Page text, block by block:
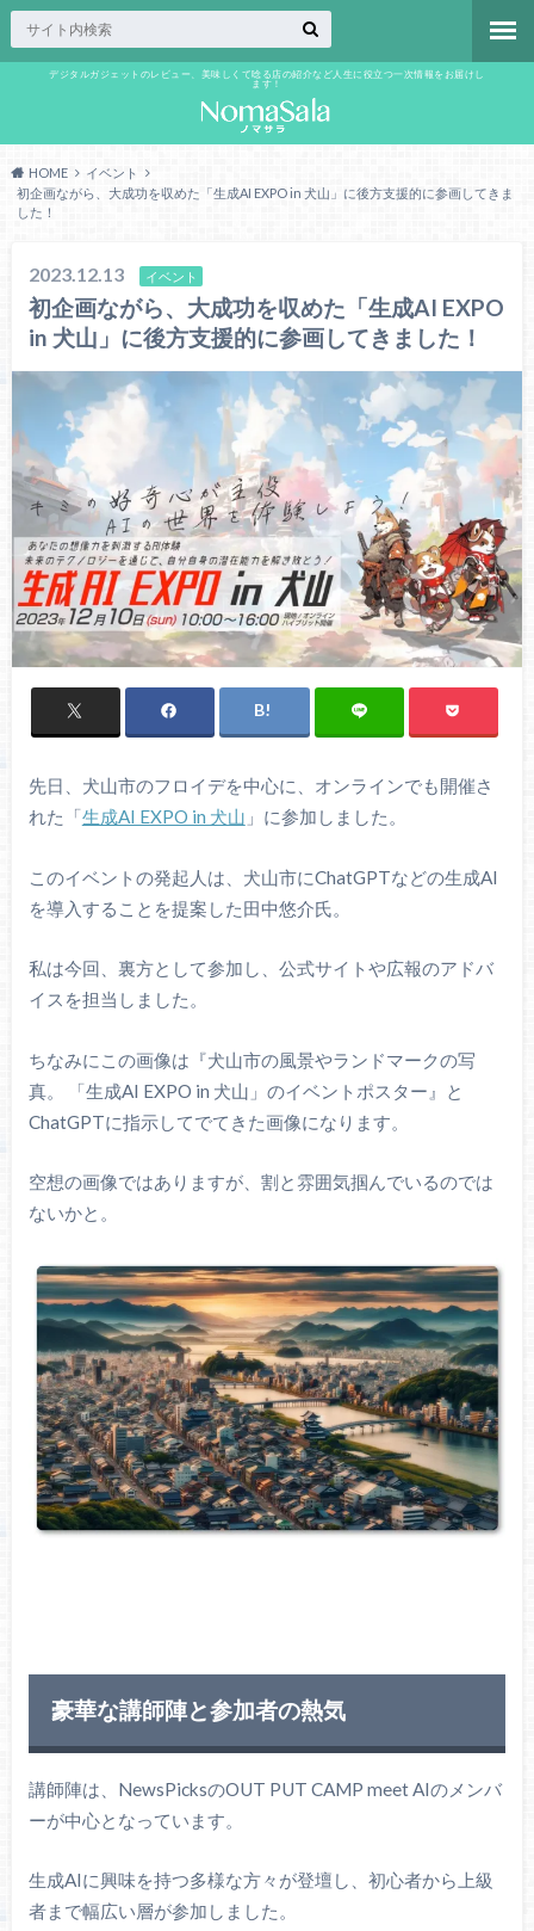
デジタルガジェットのレビュー、美味しくて唸る店の紹介など人生に役立つ一次情報をお届けし
ます！
HOME
イベント
初企画ながら、大成功を収めた「生成AI EXPO in 犬山」に後方支援的に参画してきま
した！
2023.12.13 イベント
初企画ながら、大成功を収めた「生成AI EXPO
in 犬山」に後方支援的に参画してきました！
先日、犬山市のフロイデを中心に、オンラインでも開催さ
れた「生成AI EXPO in 犬山 」に参加しました。
このイベントの発起人は、犬山市にChatGPTなどの生成AI
を導入することを提案した田中悠介氏。
私は今回、裏方として参加し、公式サイトや広報のアドバ
イスを担当しました。
ちなみにこの画像は『犬山市の風景やランドマークの写
真。 「生成AI EXPO in 犬山」のイベントポスター』と
ChatGPTに指示してでてきた画像になります。
空想の画像ではありますが、割と雰囲気掴んでいるのでは
ないかと。
豪華な講師陣と参加者の熱気
講師陣は、NewsPicksのOUT PUT CAMP meet AIのメンバ
ーが中心となっています。
生成AIに興味を持つ多様な方々が登壇し、初心者から上級
者まで幅広い層が参加しました。